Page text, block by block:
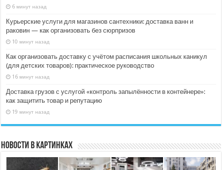
6 минут назад
Курьерские услуги для магазинов сантехники: доставка ванн и
раковин — как организовать без сюрпризов
10 минут назад
Как организовать доставку с учётом расписания школьных каникул
(для детских товаров): практическое руководство
16 минут назад
Доставка грузов с услугой «контроль запылённости в контейнере»:
как защитить товар и репутацию
19 минут назад
Новости в картинках